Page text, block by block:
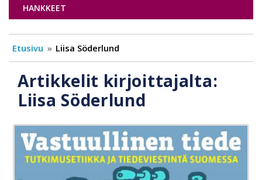
HANKKEET
Etusivu Liisa Söderlund
Artikkelit kirjoittajalta:
Liisa Söderlund